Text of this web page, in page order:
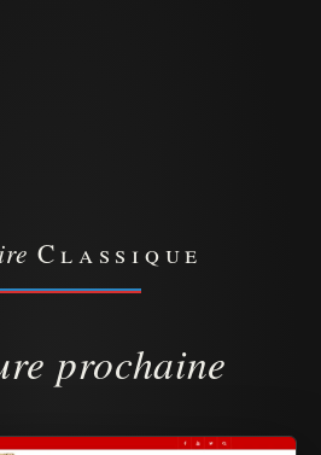
Classique
prochaine